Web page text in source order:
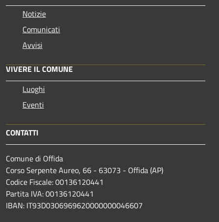
Notizie
Comunicati
Avvisi
VIVERE IL COMUNE
Luoghi
Eventi
CONTATTI
Comune di Offida
Corso Serpente Aureo, 66 - 63073 - Offida (AP)
Codice Fiscale: 00136120441
Partita IVA: 00136120441
IBAN: IT93D0306969620000000046607